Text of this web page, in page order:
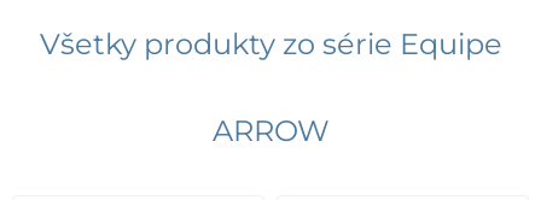
Všetky produkty zo série Equipe
ARROW